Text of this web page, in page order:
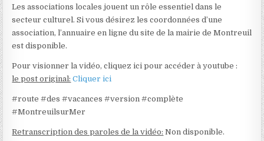
Les associations locales jouent un rôle essentiel dans le
secteur culturel. Si vous désirez les coordonnées d’une
association, l’annuaire en ligne du site de la mairie de Montreuil
est disponible.
Pour visionner la vidéo, cliquez ici pour accéder à youtube :
le post original: Cliquer ici
#route #des #vacances #version #complète
#MontreuilsurMer
Retranscription des paroles de la vidéo: Non disponible.